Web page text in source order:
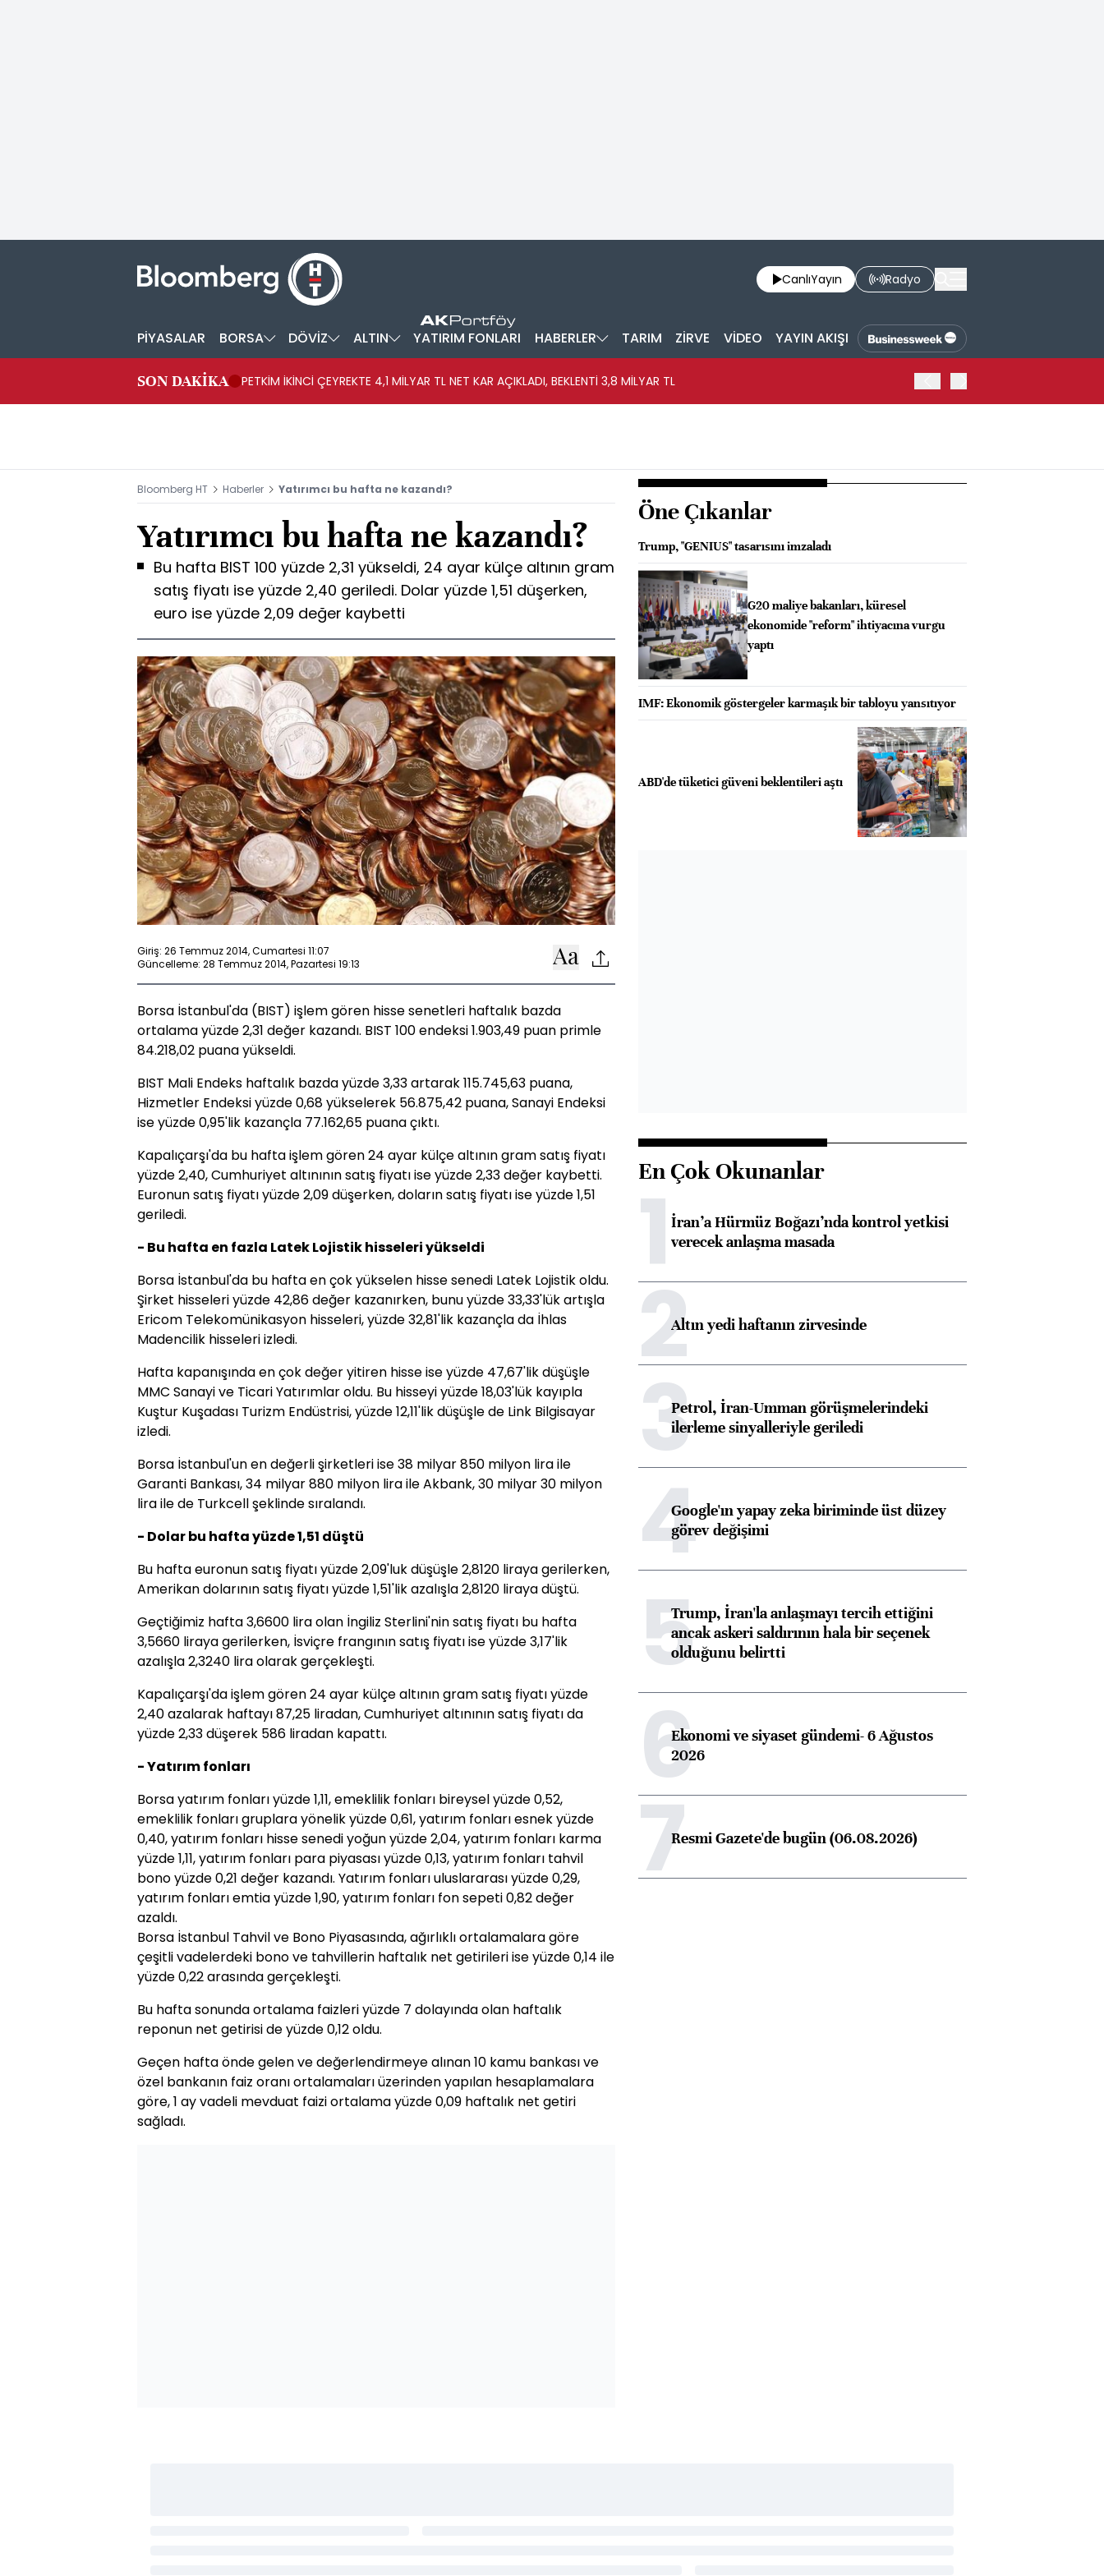
CanlıYayın Radyo
PİYASALAR BORSA DÖVİZ ALTIN YATIRIM FONLARI HABERLER TARIM ZİRVE VİDEO YAYIN AKIŞI
SON DAKİKA PETKİM İKİNCİ ÇEYREKTE 4,1 MİLYAR TL NET KAR AÇIKLADI, BEKLENTİ 3,8 MİLYAR TL
Bloomberg HT Haberler Yatırımcı bu hafta ne kazandı?
Yatırımcı bu hafta ne kazandı?
Bu hafta BIST 100 yüzde 2,31 yükseldi, 24 ayar külçe altının gram
satış fiyatı ise yüzde 2,40 geriledi. Dolar yüzde 1,51 düşerken,
euro ise yüzde 2,09 değer kaybetti
Giriş: 26 Temmuz 2014, Cumartesi 11:07
Güncelleme: 28 Temmuz 2014, Pazartesi 19:13
Borsa İstanbul'da (BIST) işlem gören hisse senetleri haftalık bazda
ortalama yüzde 2,31 değer kazandı. BIST 100 endeksi 1.903,49 puan primle
84.218,02 puana yükseldi.
BIST Mali Endeks haftalık bazda yüzde 3,33 artarak 115.745,63 puana,
Hizmetler Endeksi yüzde 0,68 yükselerek 56.875,42 puana, Sanayi Endeksi
ise yüzde 0,95'lik kazançla 77.162,65 puana çıktı.
Kapalıçarşı'da bu hafta işlem gören 24 ayar külçe altının gram satış fiyatı
yüzde 2,40, Cumhuriyet altınının satış fiyatı ise yüzde 2,33 değer kaybetti.
Euronun satış fiyatı yüzde 2,09 düşerken, doların satış fiyatı ise yüzde 1,51
geriledi.
- Bu hafta en fazla Latek Lojistik hisseleri yükseldi
Borsa İstanbul'da bu hafta en çok yükselen hisse senedi Latek Lojistik oldu.
Şirket hisseleri yüzde 42,86 değer kazanırken, bunu yüzde 33,33'lük artışla
Ericom Telekomünikasyon hisseleri, yüzde 32,81'lik kazançla da İhlas
Madencilik hisseleri izledi.
Hafta kapanışında en çok değer yitiren hisse ise yüzde 47,67'lik düşüşle
MMC Sanayi ve Ticari Yatırımlar oldu. Bu hisseyi yüzde 18,03'lük kayıpla
Kuştur Kuşadası Turizm Endüstrisi, yüzde 12,11'lik düşüşle de Link Bilgisayar
izledi.
Borsa İstanbul'un en değerli şirketleri ise 38 milyar 850 milyon lira ile
Garanti Bankası, 34 milyar 880 milyon lira ile Akbank, 30 milyar 30 milyon
lira ile de Turkcell şeklinde sıralandı.
- Dolar bu hafta yüzde 1,51 düştü
Bu hafta euronun satış fiyatı yüzde 2,09'luk düşüşle 2,8120 liraya gerilerken,
Amerikan dolarının satış fiyatı yüzde 1,51'lik azalışla 2,8120 liraya düştü.
Geçtiğimiz hafta 3,6600 lira olan İngiliz Sterlini'nin satış fiyatı bu hafta
3,5660 liraya gerilerken, İsviçre frangının satış fiyatı ise yüzde 3,17'lik
azalışla 2,3240 lira olarak gerçekleşti.
Kapalıçarşı'da işlem gören 24 ayar külçe altının gram satış fiyatı yüzde
2,40 azalarak haftayı 87,25 liradan, Cumhuriyet altınının satış fiyatı da
yüzde 2,33 düşerek 586 liradan kapattı.
- Yatırım fonları
Borsa yatırım fonları yüzde 1,11, emeklilik fonları bireysel yüzde 0,52,
emeklilik fonları gruplara yönelik yüzde 0,61, yatırım fonları esnek yüzde
0,40, yatırım fonları hisse senedi yoğun yüzde 2,04, yatırım fonları karma
yüzde 1,11, yatırım fonları para piyasası yüzde 0,13, yatırım fonları tahvil
bono yüzde 0,21 değer kazandı. Yatırım fonları uluslararası yüzde 0,29,
yatırım fonları emtia yüzde 1,90, yatırım fonları fon sepeti 0,82 değer
azaldı.
Borsa İstanbul Tahvil ve Bono Piyasasında, ağırlıklı ortalamalara göre
çeşitli vadelerdeki bono ve tahvillerin haftalık net getirileri ise yüzde 0,14 ile
yüzde 0,22 arasında gerçekleşti.
Bu hafta sonunda ortalama faizleri yüzde 7 dolayında olan haftalık
reponun net getirisi de yüzde 0,12 oldu.
Geçen hafta önde gelen ve değerlendirmeye alınan 10 kamu bankası ve
özel bankanın faiz oranı ortalamaları üzerinden yapılan hesaplamalara
göre, 1 ay vadeli mevduat faizi ortalama yüzde 0,09 haftalık net getiri
sağladı.
Öne Çıkanlar
Trump, "GENIUS" tasarısını imzaladı
G20 maliye bakanları, küresel
ekonomide "reform" ihtiyacına vurgu
yaptı
IMF: Ekonomik göstergeler karmaşık bir tabloyu yansıtıyor
ABD'de tüketici güveni beklentileri aştı
En Çok Okunanlar
1İran’a Hürmüz Boğazı’nda kontrol yetkisi
verecek anlaşma masada
2Altın yedi haftanın zirvesinde
3Petrol, İran-Umman görüşmelerindeki
ilerleme sinyalleriyle geriledi
4Google'ın yapay zeka biriminde üst düzey
görev değişimi
5Trump, İran'la anlaşmayı tercih ettiğini
ancak askeri saldırının hala bir seçenek
olduğunu belirtti
6Ekonomi ve siyaset gündemi- 6 Ağustos
2026
7Resmi Gazete'de bugün (06.08.2026)